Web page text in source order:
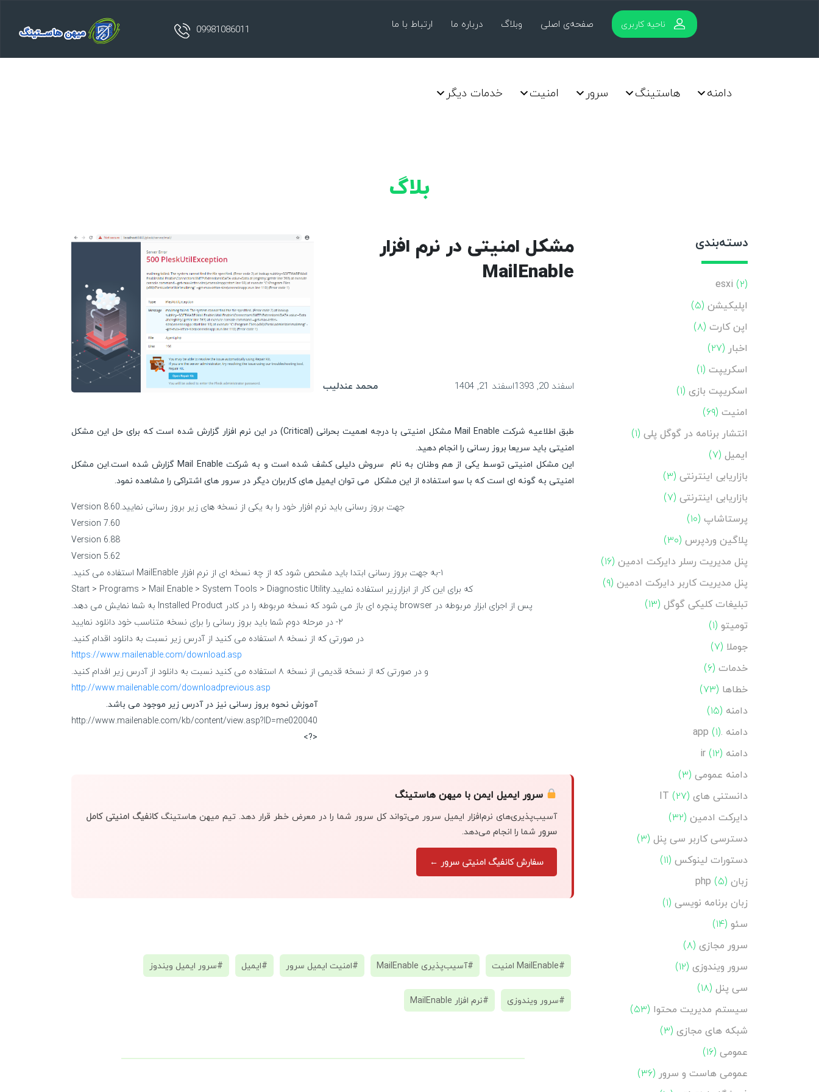
ناحیه کاربری صفحه‌ی اصلی وبلاگ درباره ما ارتباط با ما 09981086011
دامنه هاستینگ سرور امنیت خدمات دیگر
بلاگ
دسته‌بندی
esxi (۲)
اپلیکیشن (۵)
اپن کارت (۸)
اخبار (۲۷)
اسکریپت (۱)
اسکریپت بازی (۱)
امنیت (۶۹)
انتشار برنامه در گوگل پلی (۱)
ایمیل (۷)
بازاریابی اینترنتی (۳)
بازاریابی اینترنتی (۷)
پرستاشاپ (۱۰)
پلاگین وردپرس (۳۰)
پنل مدیریت رسلر دایرکت ادمین (۱۶)
پنل مدیریت کاربر دایرکت ادمین (۹)
تبلیغات کلیکی گوگل (۱۳)
تومیتو (۱)
جوملا (۷)
خدمات (۶)
خطاها (۷۳)
دامنه (۱۵)
دامنه .app(۱)
دامنه ir (۱۲)
دامنه عمومی (۳)
دانستنی های IT (۲۷)
دایرکت ادمین (۳۲)
دسترسی کاربر سی پنل (۳)
دستورات لینوکس (۱۱)
زبان php (۵)
زبان برنامه نویسی (۱)
سئو (۱۴)
سرور مجازی (۸)
سرور ویندوزی (۱۲)
سی پنل (۱۸)
سیستم مدیریت محتوا (۵۳)
شبکه های مجازی (۳)
عمومی (۱۶)
عمومی هاست و سرور (۳۶)
MailEnable
اسفند 20, 1393 اسفند 21, 1404 محمد عندلیب
طبق اطلاعیه شرکت Mail Enable مشکل امنیتی با درجه اهمیت بحرانی (Critical) در این نرم افزار گزارش شده است که برای حل این مشکل
امنیتی باید سریعا بروز رسانی را انجام دهید.
این مشکل امنیتی توسط یکی از هم وطنان به نام سروش دلیلی کشف شده است و به شرکت Mail Enable گزارش شده است.این مشکل
امنیتی به گونه ای است که با سو استفاده از این مشکل می توان ایمیل های کاربران دیگر در سرور های اشتراکی را مشاهده نمود.
جهت بروز رسانی باید نرم افزار خود را به یکی از نسخه های زیر بروز رسانی نمایید.Version 8.60
Version 7.60
Version 6.88
Version 5.62
۱-به جهت بروز رسانی ابتدا باید مشحص شود که از چه نسخه ای از نرم افزار MailEnable استفاده می کنید.
که برای این کار از ابزارزیر استفاده نمایید.Start > Programs > Mail Enable > System Tools > Diagnostic Utility
پس از اجرای ابزار مربوطه در browser پنچره ای باز می شود که نسخه مربوطه را در کادر Installed Product به شما نمایش می دهد.
۲- در مرحله دوم شما باید بروز رسانی را برای نسخه متناسب خود دانلود نمایید
در صورتی که از نسخه ۸ استفاده می کنید از آدرس زیر نسبت به دانلود اقدام کنید.
https://www.mailenable.com/download.asp
و در صورتی که از نسخه قدیمی از نسخه ۸ استفاده می کنید نسبت به دانلود از آدرس زیر افدام کنید.
http://www.mailenable.com/downloadprevious.asp
آموزش نحوه بروز رسانی نیز در آدرس زیر موجود می باشد.
http://www.mailenable.com/kb/content/view.asp?ID=me020040
<?>
سرور ایمیل ایمن با میهن هاستینگ
آسیب‌پذیری‌های نرم‌افزار ایمیل سرور می‌تواند کل سرور شما را در معرض خطر قرار دهد. تیم میهن هاستینگکانفیگ امنیتی کامل
سرور شما را انجام می‌دهد.
سفارش کانفیگ امنیتی سرور ←
#MailEnable امنیت #آسیب‌پذیری MailEnable #امنیت ایمیل سرور #ایمیل #سرور ایمیل ویندوز
#سرور ویندوزی #نرم افزار MailEnable